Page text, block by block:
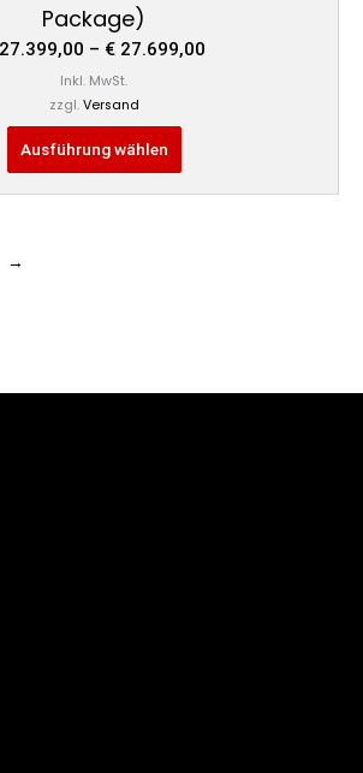
Package)
– €27.699,00
Inkl. MwSt.
zzgl. Versand
Ausführung wählen
→